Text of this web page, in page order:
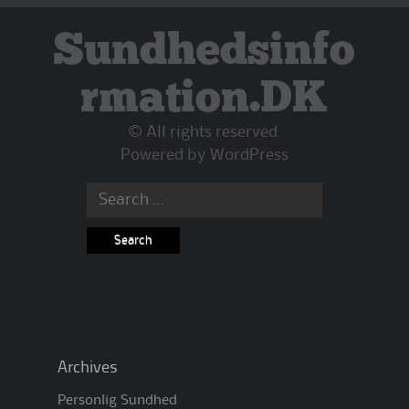
Sundhedsinfo
rmation.DK
© All rights reserved.
Powered by WordPress
Search
Archives
Personlig Sundhed